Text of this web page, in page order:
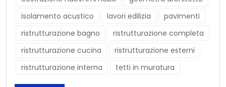
isolamento acustico
lavori edilizia
pavimenti
ristrutturazione bagno
ristrutturazione completa
ristrutturazione cucina
ristrutturazione esterni
ristrutturazione interna
tetti in muratura